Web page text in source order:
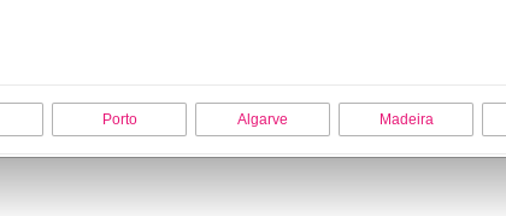
Porto Algarve Madeira